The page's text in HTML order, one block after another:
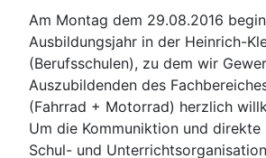
Am Montag dem 29.08.2016
Ausbildungsjahr in der Heinrich-
(Berufsschulen), zu dem wir
Auszubildenden des
(Fahrrad + Motorrad) herzlich
Um die Kommuniktion und
Schul- und